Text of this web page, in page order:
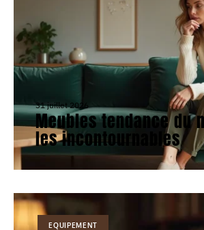
31 juillet 2026
Meubles tendance du
les incontournables
EQUIPEMENT